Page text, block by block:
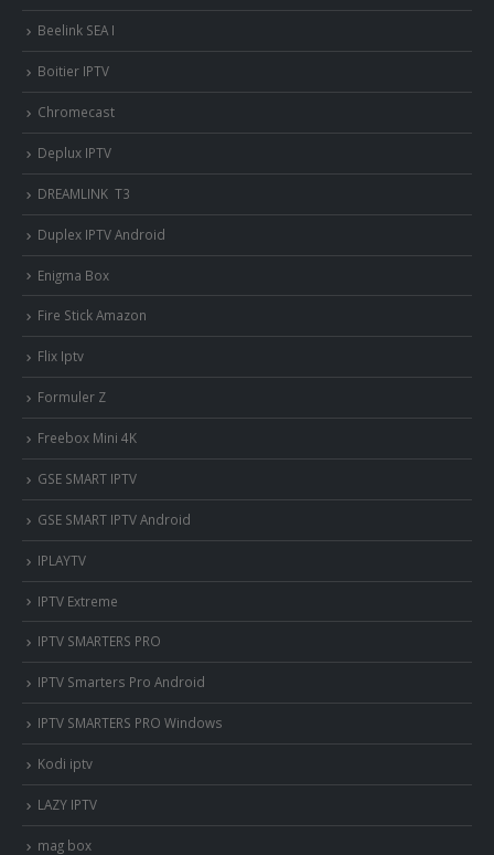
Beelink SEA I
Boitier IPTV
Chromecast
Deplux IPTV
DREAMLINK T3
Duplex IPTV Android
Enigma Box
Fire Stick Amazon
Flix Iptv
Formuler Z
Freebox Mini 4K
‎GSE SMART IPTV
GSE SMART IPTV Android
IPLAYTV
IPTV Extreme
IPTV SMARTERS PRO
IPTV Smarters Pro Android
IPTV SMARTERS PRO Windows
Kodi iptv
LAZY IPTV
mag box